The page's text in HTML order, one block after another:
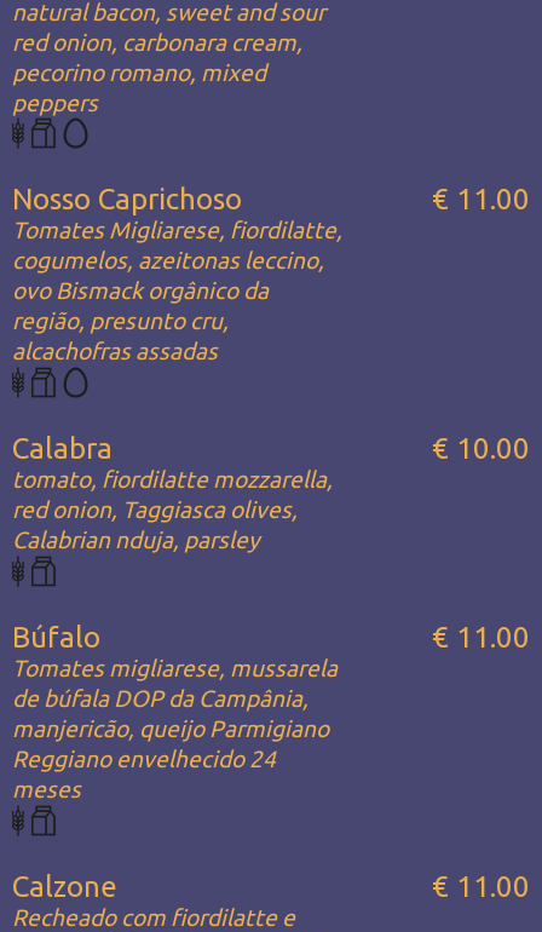
natural bacon, sweet and sour
red onion, carbonara cream,
pecorino romano, mixed
peppers
Nosso Caprichoso
Tomates Migliarese, fiordilatte,
cogumelos, azeitonas leccino,
ovo Bismack orgânico da
região, presunto cru,
alcachofras assadas
€ 11.00
Calabra
tomato, fiordilatte mozzarella,
red onion, Taggiasca olives,
Calabrian nduja, parsley
€ 10.00
Búfalo
Tomates migliarese, mussarela
de búfala DOP da Campânia,
manjericão, queijo Parmigiano
Reggiano envelhecido 24
meses
€ 11.00
Calzone
Recheado com fiordilatte e
€ 11.00